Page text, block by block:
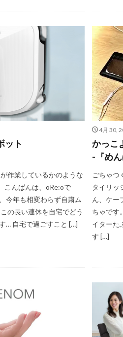
ット
作業しているかのような
こんばんは、oRe:oで
今年も相変わらず自粛ム
の長い連休を自宅でどう
… 自宅で過ごすこと […]
4月 30,
かっこ
-『めん
ごちゃつ
タイリッ
ん、ケー
ちゃです
イターた
す […]